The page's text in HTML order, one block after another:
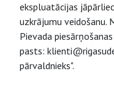
ekspluatācijas
uzkrājumu
Pievada
pasts:
pārvaldnieks".